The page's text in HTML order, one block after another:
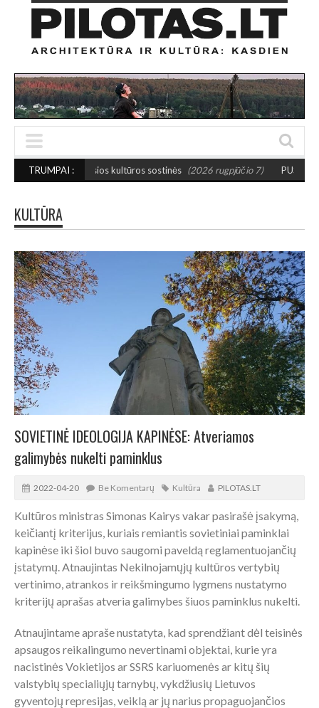
TRUMPAI :
mažosios kultūros sostinės (2026 rugpjūčio 7) PUSIAUSVYROS
KULTŪRA
SOVIETINĖ IDEOLOGIJA KAPINĖSE: Atveriamos
galimybės nukelti paminklus
2022-04-20 Be Komentarų Kultūra PILOTAS.LT
Kultūros ministras Simonas Kairys vakar pasirašė įsakymą,
keičiantį kriterijus, kuriais remiantis sovietiniai paminklai
kapinėse iki šiol buvo saugomi paveldą reglamentuojančių
įstatymų. Atnaujintas Nekilnojamųjų kultūros vertybių
vertinimo, atrankos ir reikšmingumo lygmens nustatymo
kriterijų aprašas atveria galimybes šiuos paminklus nukelti.
Atnaujintame apraše nustatyta, kad sprendžiant dėl teisinės
apsaugos reikalingumo nevertinami objektai, kurie yra
nacistinės Vokietijos ar SSRS kariuomenės ar kitų šių
valstybių specialiųjų tarnybų, vykdžiusių Lietuvos
gyventojų represijas, veiklą ar jų narius propaguojančios